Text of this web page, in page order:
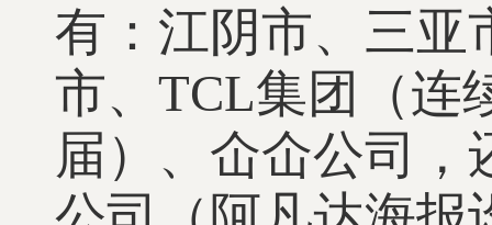
有：江阴市、三亚
市、TCL集团（连
届）、仚仚公司